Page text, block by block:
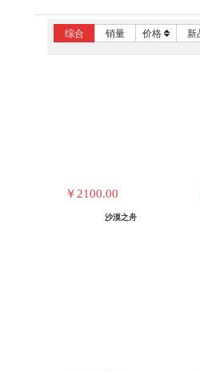
综合 销量 价格 新
￥2100.00
沙漠之舟